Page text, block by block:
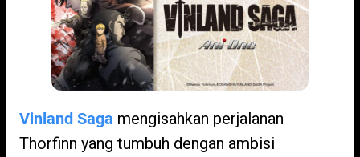
Vinland Saga mengisahkan perjalanan
Thorfinn yang tumbuh dengan ambisi